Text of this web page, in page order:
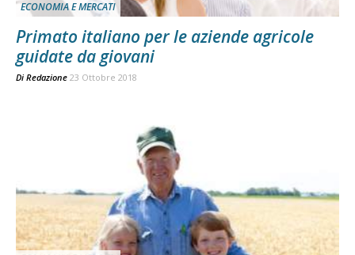
ECONOMIA E MERCATI
Primato italiano per le aziende agricole
guidate da giovani
Di Redazione 23 Ottobre 2018